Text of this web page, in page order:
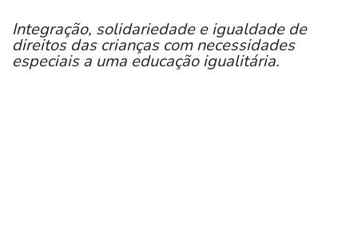
Integração, solidariedade e igualdade de
direitos das crianças com necessidades
especiais a uma educação igualitária.